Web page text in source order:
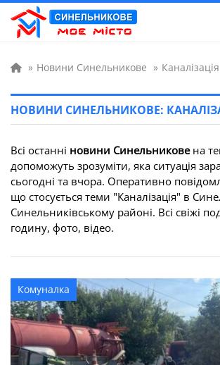
» Новини Синельникове » Каналізація
НОВИНИ СИНЕЛЬНИКОВЕ:
Всі останні новини Синельниковена
допоможуть зрозуміти, яка ситуація
сьогодні та вчора. Оперативно
що стосується теми "Каналізація" в
Синельниківському районі. Всі свіжі
годину, фото, відео.
Комуналка